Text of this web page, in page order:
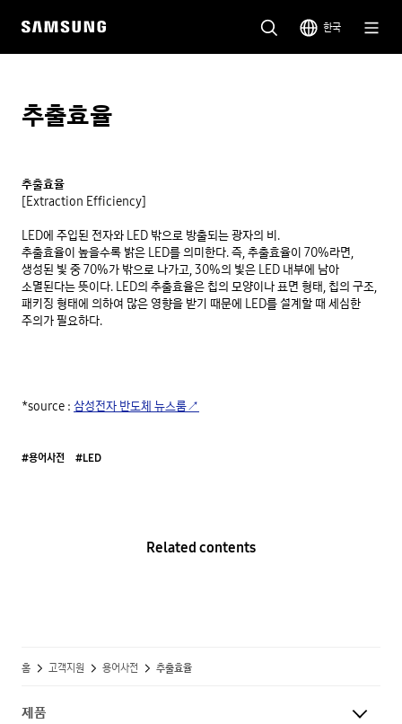
한국
추출효율
추출효율
[Extraction Efficiency]
LED에 주입된 전자와 LED 밖으로 방출되는 광자의 비.
추출효율이 높을수록 밝은 LED를 의미한다. 즉, 추출효율이 70%라면,
생성된 빛 중 70%가 밖으로 나가고, 30%의 빛은 LED 내부에 남아
소멸된다는 뜻이다. LED의 추출효율은 칩의 모양이나 표면 형태, 칩의 구조,
패키징 형태에 의하여 많은 영향을 받기 때문에 LED를 설계할 때 세심한
*source : 삼성전자 반도체 뉴스룸↗
#용어사전 #LED
Related contents
홈 고객지원 용어사전 추출효율
제품